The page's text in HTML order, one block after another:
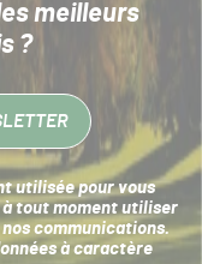
meilleurs
?
utilisée pour vous
à tout moment utiliser
communications.
à caractère